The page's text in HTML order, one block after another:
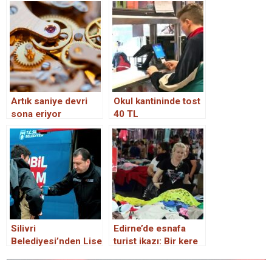
Artık saniye devri
sona eriyor
Okul kantininde tost
40 TL
Silivri
Belediyesi’nden Lise
Edirne’de esnafa
turist ikazı: Bir kere